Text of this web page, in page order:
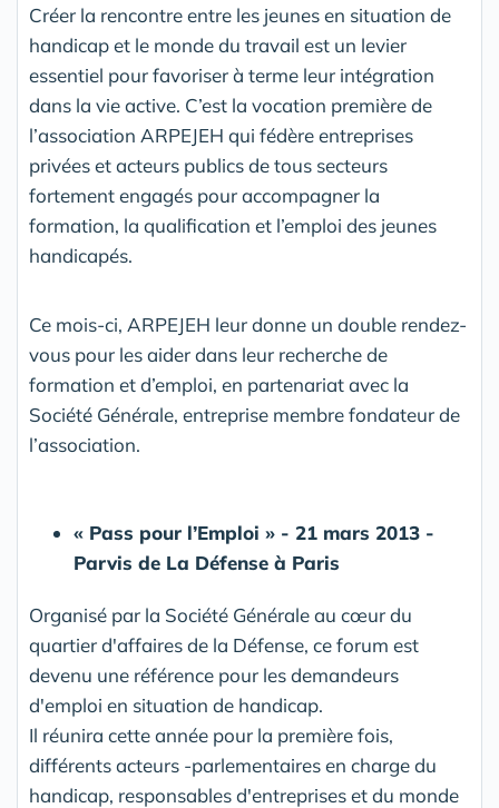
Créer la rencontre entre les jeunes en situation de
handicap et le monde du travail est un levier
essentiel pour favoriser à terme leur intégration
dans la vie active. C’est la vocation première de
l’association ARPEJEH qui fédère entreprises
privées et acteurs publics de tous secteurs
fortement engagés pour accompagner la
formation, la qualification et l’emploi des jeunes
handicapés.
Ce mois-ci, ARPEJEH leur donne un double rendez-
vous pour les aider dans leur recherche de
formation et d’emploi, en partenariat avec la
Société Générale, entreprise membre fondateur de
l’association.
« Pass pour l’Emploi » - 21 mars 2013 -
Parvis de La Défense à Paris
Organisé par la Société Générale au cœur du
quartier d'affaires de la Défense, ce forum est
devenu une référence pour les demandeurs
d'emploi en situation de handicap.
Il réunira cette année pour la première fois,
différents acteurs -parlementaires en charge du
handicap, responsables d'entreprises et du monde